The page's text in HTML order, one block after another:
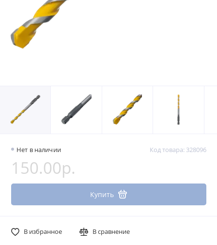
Нет в наличии Код товара: 328096
150.00р.
Купить
В избранное В сравнение